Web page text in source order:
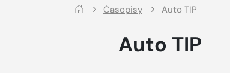
Časopisy Auto TIP
Auto TIP